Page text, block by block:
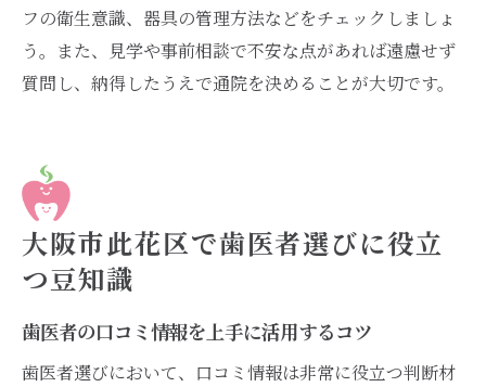
フの衛生意識、器具の管理方法などをチェックしましょ
う。また、見学や事前相談で不安な点があれば遠慮せず
質問し、納得したうえで通院を決めることが大切です。
大阪市此花区で歯医者選びに役立
つ豆知識
歯医者の口コミ情報を上手に活用するコツ
歯医者選びにおいて、口コミ情報は非常に役立つ判断材